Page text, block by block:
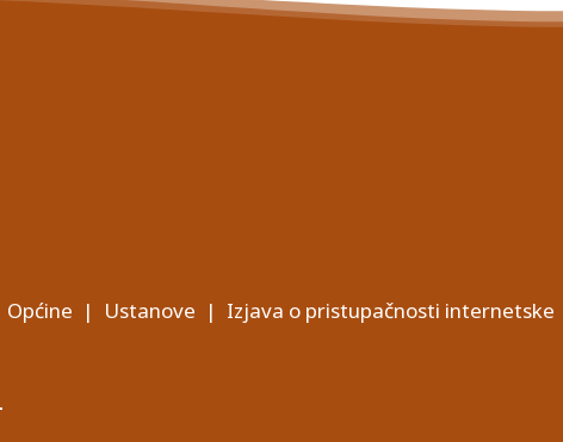
Općine | Ustanove | Izjava o pristupačnosti internetske